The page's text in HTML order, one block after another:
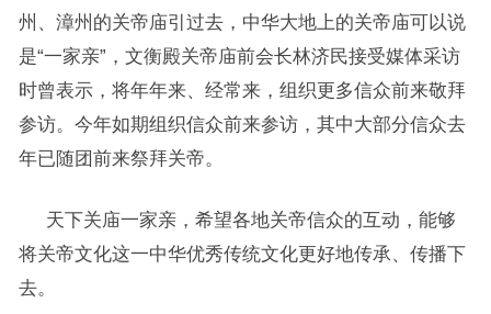
州、漳州的关帝庙引过去，中华大地上的关帝庙可以说
是“一家亲”，文衡殿关帝庙前会长林济民接受媒体采访
时曾表示，将年年来、经常来，组织更多信众前来敬拜
参访。今年如期组织信众前来参访，其中大部分信众去
年已随团前来祭拜关帝。
天下关庙一家亲，希望各地关帝信众的互动，能够
将关帝文化这一中华优秀传统文化更好地传承、传播下
去。